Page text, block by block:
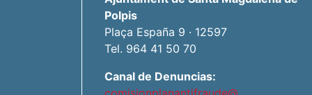
Polpis
Plaça España 9 · 12597
Tel. 964 41 50 70
Canal de Denuncias: